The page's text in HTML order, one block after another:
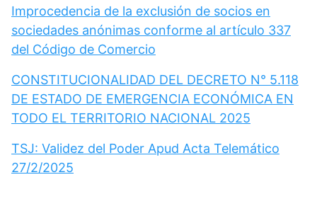
Improcedencia de la exclusión de socios en
sociedades anónimas conforme al artículo 337
del Código de Comercio
CONSTITUCIONALIDAD DEL DECRETO N° 5.118
DE ESTADO DE EMERGENCIA ECONÓMICA EN
TODO EL TERRITORIO NACIONAL 2025
TSJ: Validez del Poder Apud Acta Telemático
27/2/2025